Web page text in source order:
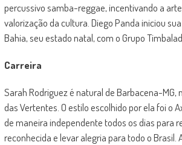
percussivo samba-reggae, incentivando a
valorização da cultura. Diego Panda iniciou
Bahia, seu estado natal, com o Grupo
Carreira
Sarah Rodriguez é natural de Barbacena-MG,
das Vertentes. O estilo escolhido por ela foi o
de maneira independente todos os dias para
reconhecida e levar alegria para todo o Brasil.